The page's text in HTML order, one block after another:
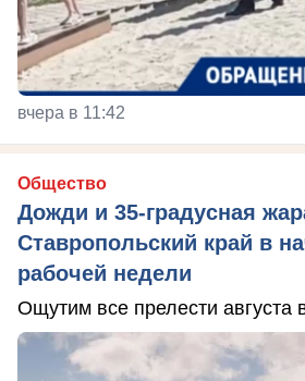
вчера в 11:42
Общество
Дожди и 35-градусная
Ставропольский край в
рабочей недели
Ощутим все прелести августа